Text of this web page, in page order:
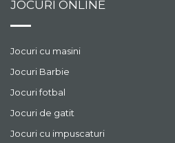
JOCURI ONLINE
Jocuri cu masini
Jocuri Barbie
Jocuri fotbal
Jocuri de gatit
Jocuri cu impuscaturi